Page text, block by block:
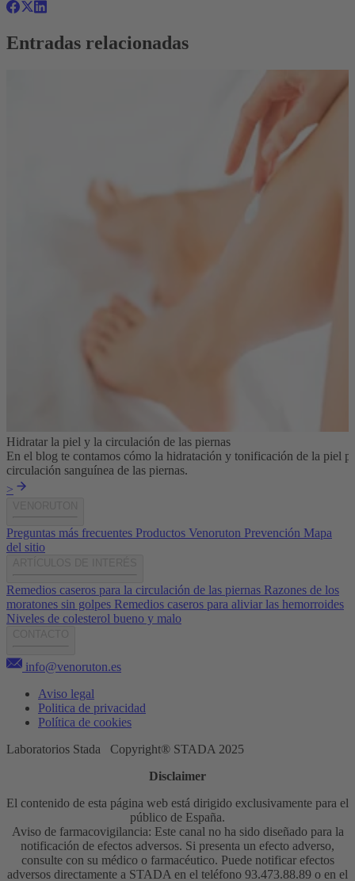
Entradas relacionadas
Hidratar la piel y la circulación de las piernas
En el blog te contamos cómo la hidratación y tonificación de la piel
circulación sanguínea de las piernas.
>
Preguntas más frecuentes Productos Venoruton Prevención Mapa
del sitio
Remedios caseros para la circulación de las piernas Razones de los
moratones sin golpes Remedios caseros para aliviar las hemorroides
Niveles de colesterol bueno y malo
info@venoruton.es
Aviso legal
Politica de privacidad
Política de cookies
Laboratorios Stada Copyright® STADA 2025
Disclaimer
El contenido de esta página web está dirigido exclusivamente para el
público de España.
Aviso de farmacovigilancia: Este canal no ha sido diseñado para la
notificación de efectos adversos. Si presenta un efecto adverso,
consulte con su médico o farmacéutico. Puede notificar efectos
adversos directamente a STADA en el teléfono 93.473.88.89 o en el